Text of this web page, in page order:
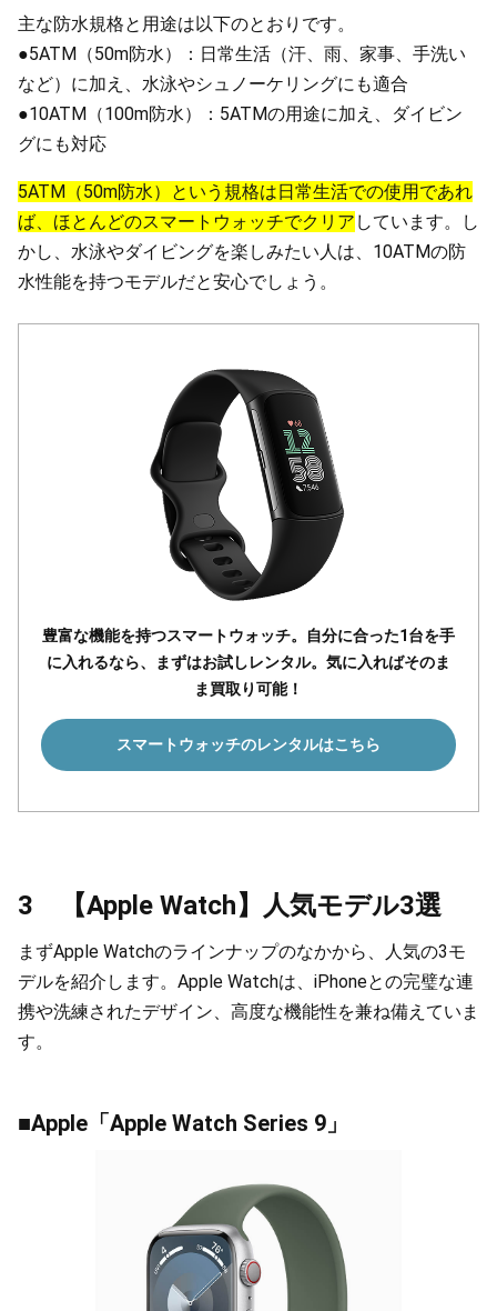
主な防水規格と用途は以下のとおりです。
●5ATM（50m防水）：日常生活（汗、雨、家事、手洗い
など）に加え、水泳やシュノーケリングにも適合
●10ATM（100m防水）：5ATMの用途に加え、ダイビン
グにも対応
5ATM（50m防水）という規格は日常生活での使用であれ
ば、ほとんどのスマートウォッチでクリア しています。し
かし、水泳やダイビングを楽しみたい人は、10ATMの防
水性能を持つモデルだと安心でしょう。
豊富な機能を持つスマートウォッチ。自分に合った1台を手
に入れるなら、まずはお試しレンタル。気に入ればそのま
ま買取り可能！
スマートウォッチのレンタルはこちら
3 【Apple Watch】人気モデル3選
まずApple Watchのラインナップのなかから、人気の3モ
デルを紹介します。Apple Watchは、iPhoneとの完璧な連
携や洗練されたデザイン、高度な機能性を兼ね備えていま
す。
■Apple「Apple Watch Series 9」